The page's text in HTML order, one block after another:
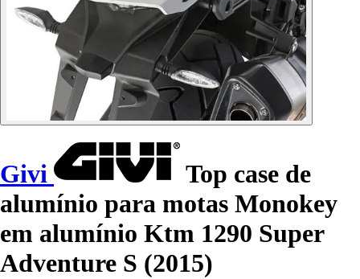
Givi
Top case de
alumínio para motas Monokey
em alumínio Ktm 1290 Super
Adventure S (2015)